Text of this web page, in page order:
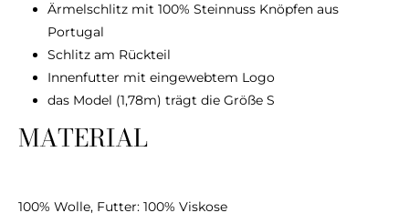
Ärmelschlitz mit 100% Steinnuss Knöpfen aus
Portugal
Schlitz am Rückteil
Innenfutter mit eingewebtem Logo
das Model (1,78m) trägt die Größe S
MATERIAL
100% Wolle, Futter: 100% Viskose